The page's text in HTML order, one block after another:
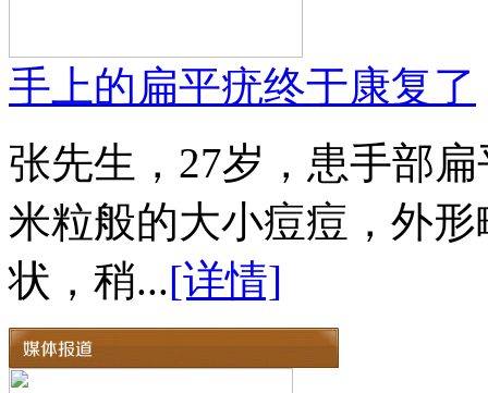
手上的扁平疣终于康复了
张先生，27岁，患手部
米粒般的大小痘痘，外
状，稍...[详情]